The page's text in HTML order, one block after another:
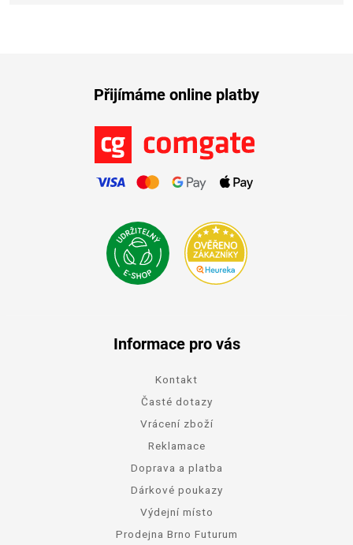
Přijímáme online platby
Informace pro vás
Kontakt
Časté dotazy
Vrácení zboží
Reklamace
Doprava a platba
Dárkové poukazy
Výdejní místo
Prodejna Brno Futurum